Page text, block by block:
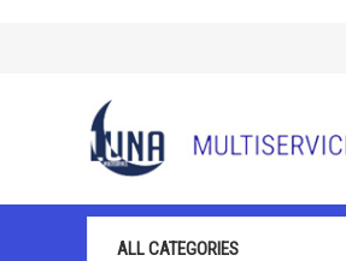
ALL CATEGORIES